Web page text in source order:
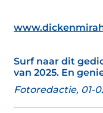
Surf naar dit
van 2025. En
Fotoredactie, 01-